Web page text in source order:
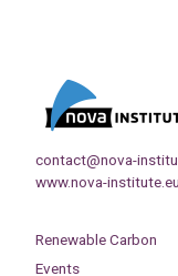
contact@nova-
www.nova-institute.eu
Renewable Carbon
Events